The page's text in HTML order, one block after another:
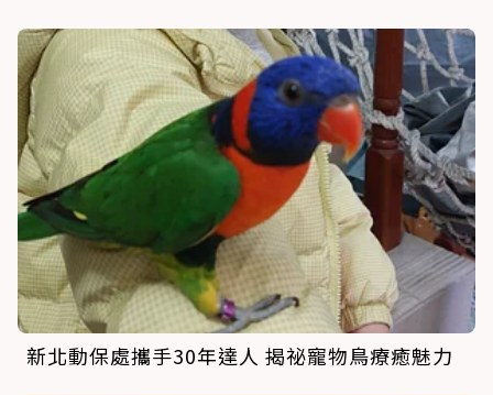
新北動保處攜手30年達人 揭祕寵物鳥療癒魅力